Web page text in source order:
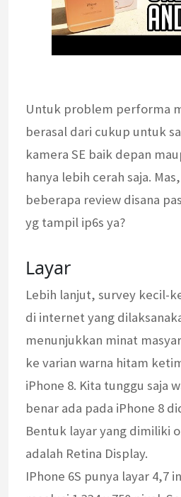
Untuk problem performa
berasal dari cukup untuk
kamera SE baik depan
hanya lebih cerah saja.
beberapa review disana
yg tampil ip6s ya?
Layar
Lebih lanjut, survey kecil-
di internet yang
menunjukkan minat
ke varian warna hitam
iPhone 8. Kita tunggu saja
benar ada pada iPhone 8
Bentuk layar yang dimiliki
adalah Retina Display.
IPhone 6S punya layar 4,7